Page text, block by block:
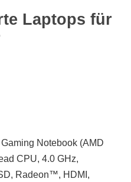
Laptops für
Notebook (AMD
CPU, 4.0 GHz,
Radeon™, HDMI,